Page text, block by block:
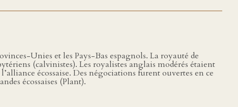
Unies et les Pays-Bas espagnols. La royauté de
(calvinistes). Les royalistes anglais modérés étaient
écossaise. Des négociations furent ouvertes en ce
écossaises (Plant).